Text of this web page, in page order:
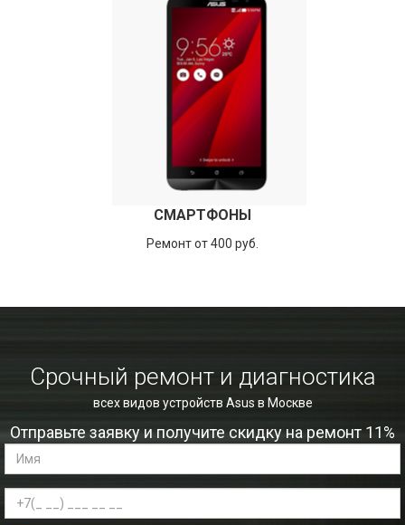
СМАРТФОНЫ
Ремонт от 400 руб.
Срочный ремонт и диагностика
всех видов устройств Asus в Москве
Отправьте заявку и получите скидку на ремонт 11%